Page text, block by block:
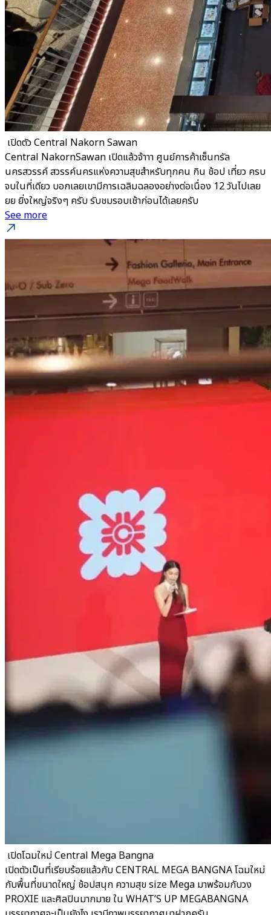
​ เปิดตัว Central Nakorn Sawan
Central NakornSawan เปิดแล้วจ้าาา ศูนย์การค้าเซ็นทรัล
นครสวรรค์ สวรรค์นครแห่งความสุขสำหรับทุกคน กิน ช้อป เที่ยว ครบ
จบในที่เดียว บอกเลยเขามีการเฉลิมฉลองอย่างต่อเนื่อง 12 วันไปเลย
ยย ยิ่งใหญ่จริงๆ ครับ รับชมรอบเช้าก่อนได้เลยครับ
See more
​ เปิดโฉมใหม่ Central Mega Bangna
เปิดตัวเป็นที่เรียบร้อยแล้วกับ CENTRAL MEGA BANGNA โฉมใหม่
กับพื้นที่ขนาดใหญ่ ช้อปสนุก ความสุข size Mega มาพร้อมกับวง
PROXIE และศิลปินมากมาย ใน WHAT’S UP MEGABANGNA